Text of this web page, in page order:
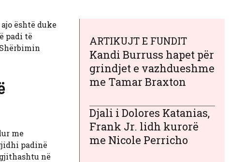
është duke
padi të
me
padinë
në
ARTIKUJT E FUNDIT
Kandi Burruss hapet për
grindjet e vazhdueshme
me Tamar Braxton
Djali i Dolores Katanias,
Frank Jr. lidh kurorë
me Nicole Perricho